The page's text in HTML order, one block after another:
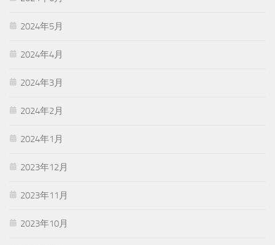
2024年5月
2024年4月
2024年3月
2024年2月
2024年1月
2023年12月
2023年11月
2023年10月